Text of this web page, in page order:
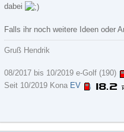
dabei
Falls ihr noch weitere Ideen oder
Gruß Hendrik
08/2017 bis 10/2019 e-Golf (190)
Seit 10/2019 Kona EV